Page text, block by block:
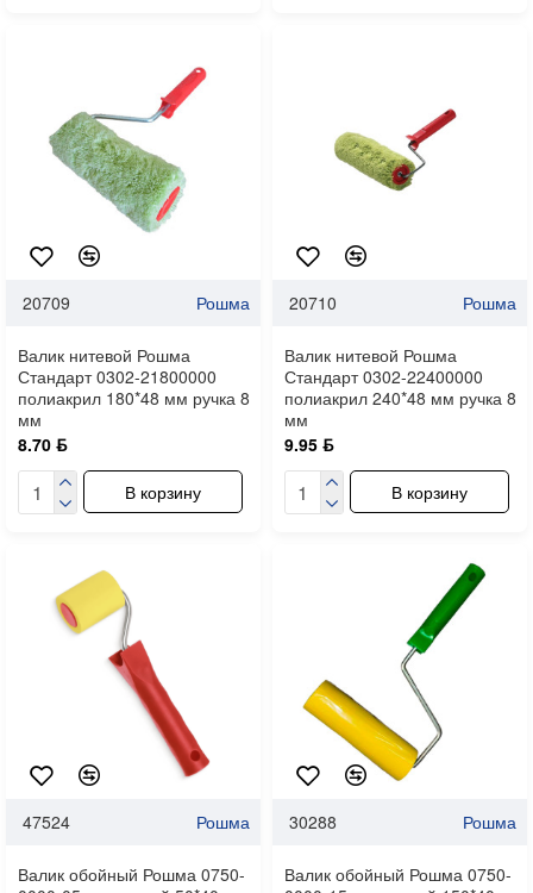
20709 Рошма
Валик нитевой Рошма
Стандарт 0302-21800000
полиакрил 180*48 мм ручка 8
мм
8.70 ƃ
В корзину
20710 Рошма
Валик нитевой Рошма
Стандарт 0302-22400000
полиакрил 240*48 мм ручка 8
мм
9.95 ƃ
В корзину
47524 Рошма
Валик обойный Рошма 0750-
30288 Рошма
Валик обойный Рошма 0750-